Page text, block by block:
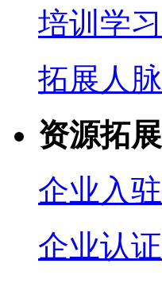
培训学习
拓展人脉
资源拓展
企业入驻
企业认证